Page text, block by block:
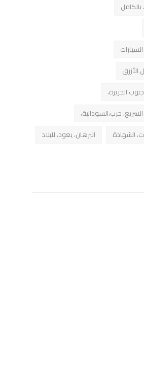
الأزرق
الجزيرة،
حرب،السودانية،
الشهادة
البرهان، يعود، للبلاد